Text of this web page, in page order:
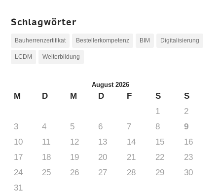
Schlagwörter
Bauherrenzertifikat Bestellerkompetenz BIM Digitalisierung
LCDM Weiterbildung
August 2026
M D M D F S
S
1
2
3
4 5 6 7 8
9
10
11 12 13 14 15
16
17
18 19 20 21 22
23
24
25 26 27 28 29
30
31